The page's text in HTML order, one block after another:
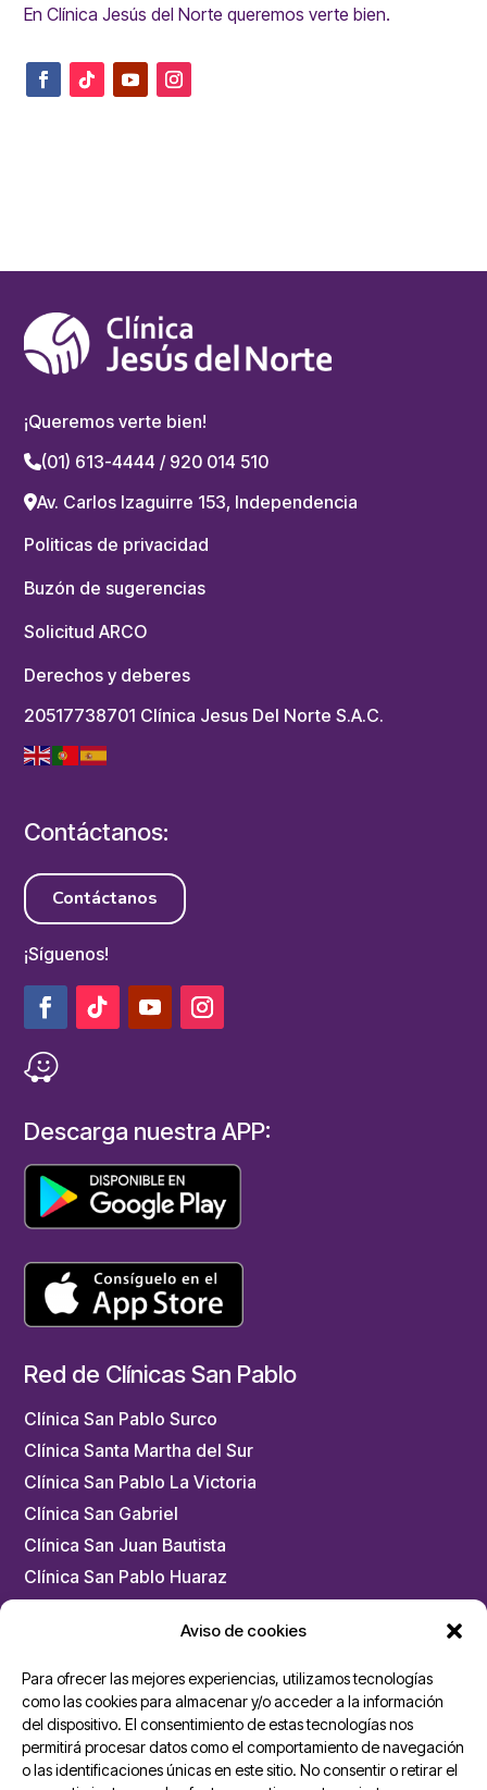
Aviso de cookies
Para ofrecer las mejores experiencias, utilizamos tecnologías
como las cookies para almacenar y/o acceder a la información
del dispositivo. El consentimiento de estas tecnologías nos
permitirá procesar datos como el comportamiento de navegación
o las identificaciones únicas en este sitio. No consentir o retirar el
En Clínica Jesús del Norte queremos verte bien.
¡Queremos verte bien!
(01) 613-4444 / 920 014 510
Av. Carlos Izaguirre 153, Independencia
Politicas de privacidad
Buzón de sugerencias
Solicitud ARCO
Derechos y deberes
20517738701 Clínica Jesus Del Norte S.A.C.
Contáctanos:
Contáctanos
¡Síguenos!
Descarga nuestra APP:
Red de Clínicas San Pablo
Clínica San Pablo Surco
Clínica Santa Martha del Sur
Clínica San Pablo La Victoria
Clínica San Gabriel
Clínica San Juan Bautista
Clínica San Pablo Huaraz
Clínica San Pablo Arequipa
Chacarilla – Medicina Física y Rehabilitación
Unidades San Pablo